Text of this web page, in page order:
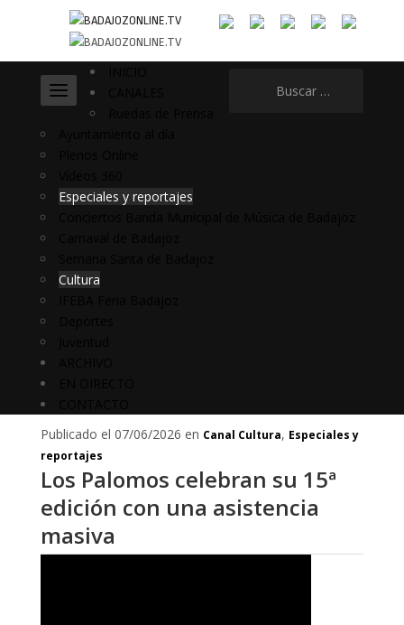
Especiales y reportajes
Cultura
Publicado el 07/06/2026 en Canal Cultura, Especiales y
reportajes
Los Palomos celebran su 15ª
edición con una asistencia
masiva